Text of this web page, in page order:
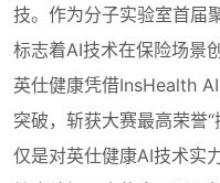
技。作为分子实验室首届
标志着AI技术在保险场景
英仕健康凭借InsHealth
突破，斩获大赛最高荣誉
仅是对英仕健康AI技术实